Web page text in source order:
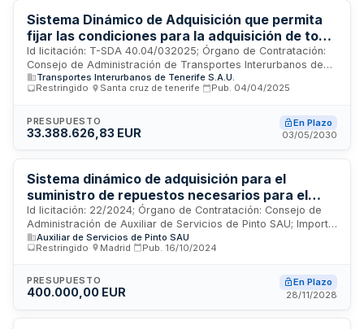
Sistema Dinámico de Adquisición que permita
fijar las condiciones para la adquisición de todo
tipo de repuestos y accesorios
Id licitación: T-SDA 40.04/032025; Órgano de Contratación:
Consejo de Administración de Transportes Interurbanos de
Tenerife S.A.U.; Importe: 33388626.83 EUR; Estado: PUB
Transportes Interurbanos de Tenerife S.A.U.
Restringido
Santa cruz de tenerife Pub. 04/04/2025
PRESUPUESTO
33.388.626,83 EUR
En Plazo
03/05/2030
Sistema dinámico de adquisición para el
suministro de repuestos necesarios para el
taller mecánico de Aserpinto, S.A.U.
Id licitación: 22/2024; Órgano de Contratación: Consejo de
Administración de Auxiliar de Servicios de Pinto SAU; Importe:
100000 EUR; Estado: PUB
Auxiliar de Servicios de Pinto SAU
Restringido
Madrid Pub. 16/10/2024
PRESUPUESTO
400.000,00 EUR
En Plazo
28/11/2028